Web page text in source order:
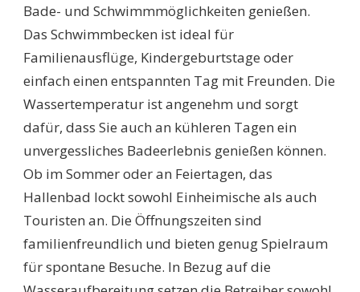
Bade- und Schwimmmöglichkeiten genießen.
Das Schwimmbecken ist ideal für
Familienausflüge, Kindergeburtstage oder
einfach einen entspannten Tag mit Freunden. Die
Wassertemperatur ist angenehm und sorgt
dafür, dass Sie auch an kühleren Tagen ein
unvergessliches Badeerlebnis genießen können.
Ob im Sommer oder an Feiertagen, das
Hallenbad lockt sowohl Einheimische als auch
Touristen an. Die Öffnungszeiten sind
familienfreundlich und bieten genug Spielraum
für spontane Besuche. In Bezug auf die